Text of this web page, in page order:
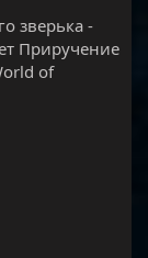
зверька -
Приручение
of